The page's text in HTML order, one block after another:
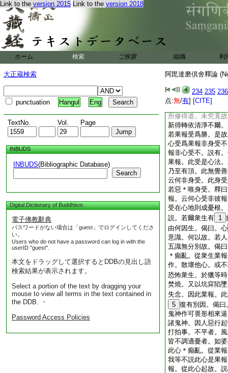
Link to the version 2015 Link to the version 2018
ホーム 検索 ご挨拶 組織 利
大正蔵検索
punctuation Hangul Eng
TextNo. Vol. Page
INBUDS
INBUDS(Bibliographic Database)
Search
Digital Dictionary of Buddhism
電子佛教辭典
パスワードがない場合は「guest」でログインしてくださ
い。
Users who do not have a password can log in with the
userID "guest".
本文をドラッグして選択するとDDBの見出し語
検索結果が表示されます。
Select a portion of the text by dragging your
mouse to view all terms in the text contained in
the DDB. ・
Password Access Policies
阿毘達磨倶舍釋論
234 235 236
点:無/有] [CITE]
見羅漢果起。於彼
若人出無。心定觀
似涅槃故。此人因
出無諍三摩提。觀
起。若人出無量慈
隨逐最猛盛。無量
若人出四諦觀。見
得轉依。清淨相續
修道所破惑滅盡無
續即起。是故於此
惡損惱事。此業果
所修得道。未究竟
新得轉依清淨不爾
若果報受爲勝。是
心受爲果報非身受
報非心受不。説有
果報。此受是心法
乃至有頂。此無覺
云何非身受。此身
若惡＊唯身受。釋
報。云何心受非彼
受在心地則成憂根
説。若爾衆生有 1
由何因生。偈曰。心
意識。何以故。若
五識無分別故。偈
＊癲亂。從衆生業
作。散壞他心。或
恐怖衆生。於獵等
焚燒。又以坑穽陷
失念。因此業報。
5 復有別因。偈
鬼神作可畏形相來
諸鬼神。因人惡行
打拍事。不平者。
皆不調適憂者。如
此心＊癲亂。從業
我等不説此心是果
報。從此心起故。